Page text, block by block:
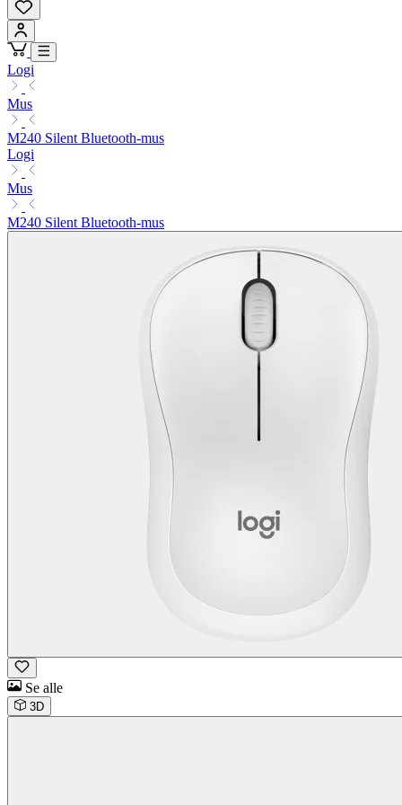
Logi
Mus
M240 Silent Bluetooth-mus
Logi
Mus
M240 Silent Bluetooth-mus
Se alle
3D